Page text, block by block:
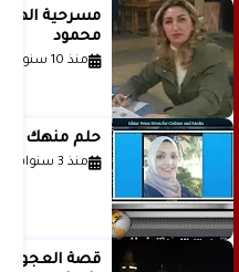
مسرحية
محمود
منذ 10 سنوات
حلم منهك للشاعرة رانيا
منذ 3 سنوات
قصة العجول